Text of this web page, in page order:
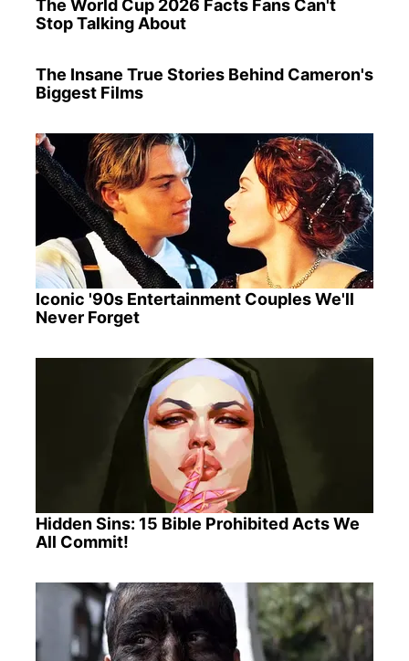
The World Cup 2026 Facts Fans Can't
Stop Talking About
The Insane True Stories Behind Cameron's
Biggest Films
Iconic '90s Entertainment Couples We'll
Never Forget
Hidden Sins: 15 Bible Prohibited Acts We
All Commit!